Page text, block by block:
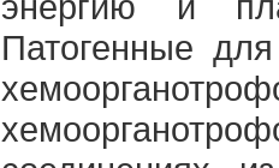
Патогенные